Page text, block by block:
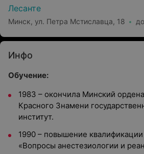
Лесанте
Минск, ул. Петра Мстиславца, 18
Инфо
Обучение:
1983 – окончила Минский
Красного Знамени
институт.
1990 – повышение
«Вопросы анестезиологии и